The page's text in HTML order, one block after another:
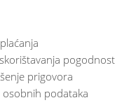
prigovora
osobnih podataka